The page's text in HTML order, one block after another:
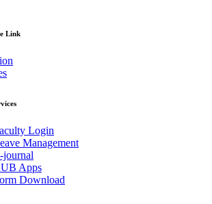
Link
Login
Management
journal
Apps
Download